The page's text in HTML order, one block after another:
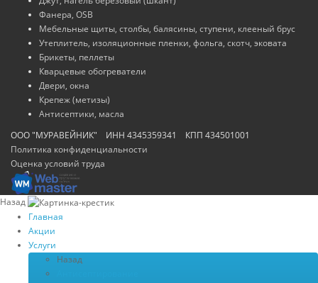
Фанера, OSB
Мебельные щиты, столбы, балясины, ступени, клееный брус
Утеплитель, изоляционные пленки, фольга, скотч, эковата
Брикеты, пеллеты
Кварцевые обогреватели
Двери, окна
Крепеж (метизы)
Антисептики, масла
ООО "МУРАВЕЙНИК" ИНН 4345359341 КПП 434501001
Политика конфиденциальности
Оценка условий труда
Назад
Главная
Акции
Услуги
Назад